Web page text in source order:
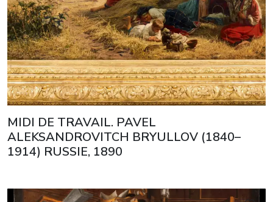
MIDI DE TRAVAIL. PAVEL
ALEKSANDROVITCH BRYULLOV (1840–
1914) RUSSIE, 1890